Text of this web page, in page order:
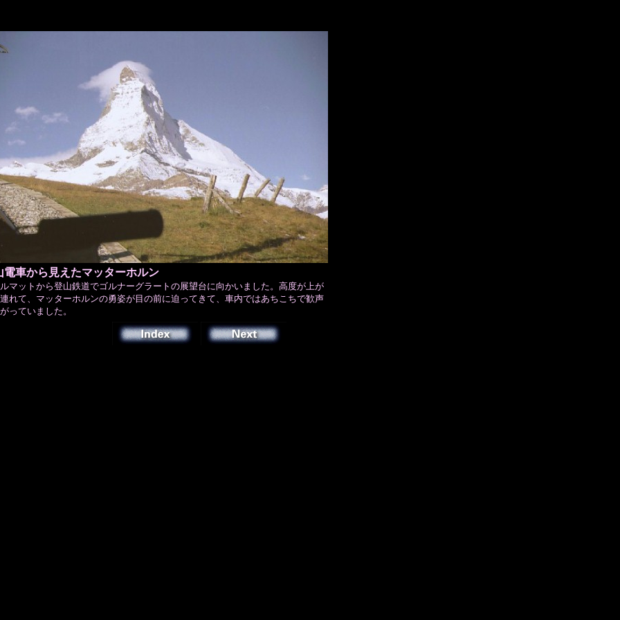
電車から見えたマッターホルン
マットから登山鉄道でゴルナーグラートの展望台に向かいました。高度が上が
れて、マッターホルンの勇姿が目の前に迫ってきて、車内ではあちこちで歓声
っていました。